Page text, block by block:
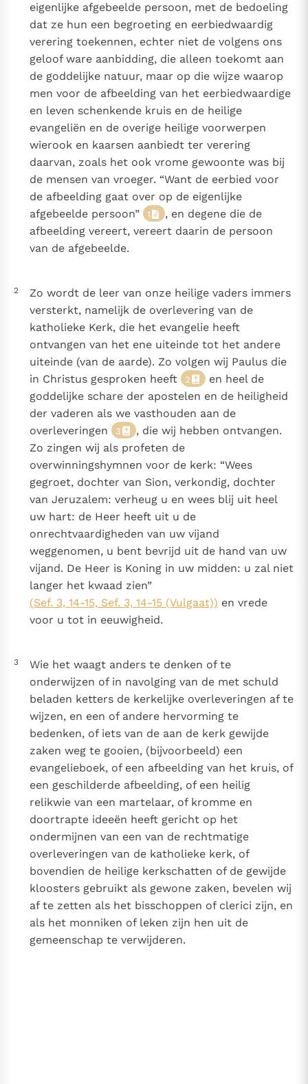
Ik help mee!
eigenlijke afgebeelde persoon, met de bedoeling
dat ze hun een begroeting en eerbiedwaardig
verering toekennen, echter niet de volgens ons
geloof ware aanbidding, die alleen toekomt aan
de goddelijke natuur, maar op die wijze waarop
men voor de afbeelding van het eerbiedwaardige
en leven schenkende kruis en de heilige
evangeliën en de overige heilige voorwerpen
wierook en kaarsen aanbiedt ter verering
daarvan, zoals het ook vrome gewoonte was bij
de mensen van vroeger. “Want de eerbied voor
de afbeelding gaat over op de eigenlijke
afgebeelde persoon”
1
, en degene die de
afbeelding vereert, vereert daarin de persoon
van de afgebeelde.
2
Zo wordt de leer van onze heilige vaders immers
versterkt, namelijk de overlevering van de
katholieke Kerk, die het evangelie heeft
ontvangen van het ene uiteinde tot het andere
uiteinde (van de aarde). Zo volgen wij Paulus die
in Christus gesproken heeft
2
en heel de
goddelijke schare der apostelen en de heiligheid
der vaderen als we vasthouden aan de
overleveringen
3
, die wij hebben ontvangen.
Zo zingen wij als profeten de
overwinningshymnen voor de kerk: “Wees
gegroet, dochter van Sion, verkondig, dochter
van Jeruzalem: verheug u en wees blij uit heel
uw hart: de Heer heeft uit u de
onrechtvaardigheden van uw vijand
weggenomen, u bent bevrijd uit de hand van uw
vijand. De Heer is Koning in uw midden: u zal niet
langer het kwaad zien”
(Sef. 3, 14-15, Sef. 3, 14-15 (Vulgaat)) en vrede
voor u tot in eeuwigheid.
3
Wie het waagt anders te denken of te
onderwijzen of in navolging van de met schuld
beladen ketters de kerkelijke overleveringen af te
wijzen, en een of andere hervorming te
bedenken, of iets van de aan de kerk gewijde
zaken weg te gooien, (bijvoorbeeld) een
evangelieboek, of een afbeelding van het kruis, of
een geschilderde afbeelding, of een heilig
relikwie van een martelaar, of kromme en
doortrapte ideeën heeft gericht op het
ondermijnen van een van de rechtmatige
overleveringen van de katholieke kerk, of
bovendien de heilige kerkschatten of de gewijde
kloosters gebruikt als gewone zaken, bevelen wij
af te zetten als het bisschoppen of clerici zijn, en
als het monniken of leken zijn hen uit de
gemeenschap te verwijderen.